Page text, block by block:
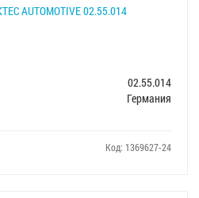
AUTOMOTIVE 02.55.014
02.55.014
Германия
Код: 1369627-24